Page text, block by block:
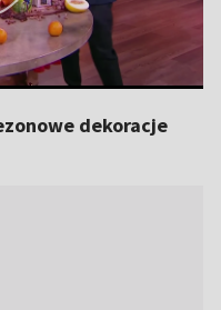
dekoracje